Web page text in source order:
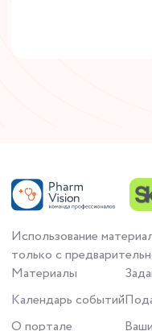
Использование
только с
Материалы
Календарь событий
О портале